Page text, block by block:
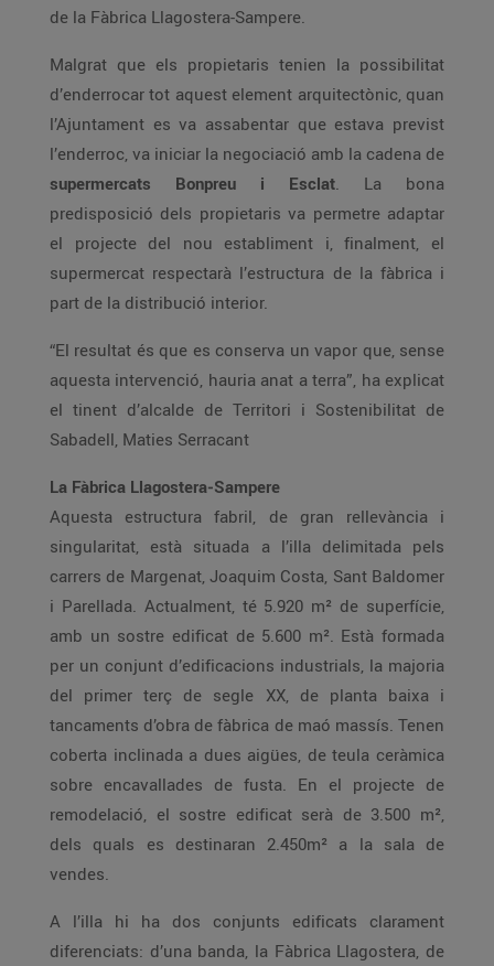
de la Fàbrica Llagostera-Sampere.
Malgrat que els propietaris tenien la possibilitat
d’enderrocar tot aquest element arquitectònic, quan
l’Ajuntament es va assabentar que estava previst
l’enderroc, va iniciar la negociació amb la cadena de
supermercats Bonpreu i Esclat. La bona
predisposició dels propietaris va permetre adaptar
el projecte del nou establiment i, finalment, el
supermercat respectarà l’estructura de la fàbrica i
part de la distribució interior.
“El resultat és que es conserva un vapor que, sense
aquesta intervenció, hauria anat a terra”, ha explicat
el tinent d’alcalde de Territori i Sostenibilitat de
Sabadell, Maties Serracant
La Fàbrica Llagostera‐Sampere
Aquesta estructura fabril, de gran rellevància i
singularitat, està situada a l’illa delimitada pels
carrers de Margenat, Joaquim Costa, Sant Baldomer
i Parellada. Actualment, té 5.920 m² de superfície,
amb un sostre edificat de 5.600 m². Està formada
per un conjunt d’edificacions industrials, la majoria
del primer terç de segle XX, de planta baixa i
tancaments d’obra de fàbrica de maó massís. Tenen
coberta inclinada a dues aigües, de teula ceràmica
sobre encavallades de fusta. En el projecte de
remodelació, el sostre edificat serà de 3.500 m²,
dels quals es destinaran 2.450m² a la sala de
vendes.
A l’illa hi ha dos conjunts edificats clarament
diferenciats: d’una banda, la Fàbrica Llagostera, de